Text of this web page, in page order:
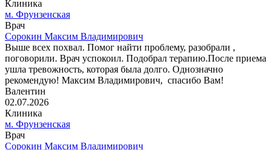
Клиника
м. Фрунзенская
Врач
Сорокин Максим Владимирович
Выше всех похвал. Помог найти проблему, разобрали ,
поговорили. Врач успокоил. Подобрал терапию.После приема
ушла тревожность, которая была долго. Однозначно
рекомендую! Максим Владимирович, спасибо Вам!
Валентин
02.07.2026
Клиника
м. Фрунзенская
Врач
Сорокин Максим Владимирович